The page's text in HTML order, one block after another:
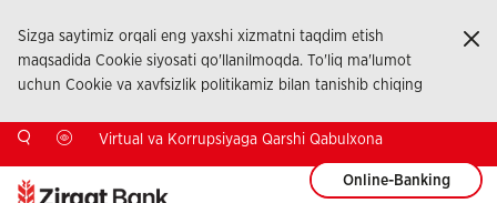
Sizga saytimiz orqali eng yaxshi xizmatni taqdim etish
maqsadida Cookie siyosati qo'llanilmoqda. To'liq ma'lumot
uchun Cookie va xavfsizlik politikamiz bilan tanishib chiqing
Virtual va Korrupsiyaga Qarshi Qabulxona
Online-Banking